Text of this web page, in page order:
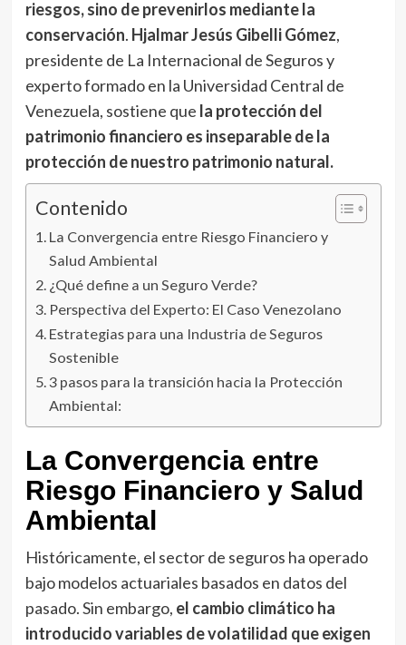
riesgos, sino de prevenirlos mediante la
conservación. Hjalmar Jesús Gibelli Gómez,
presidente de La Internacional de Seguros y
experto formado en la Universidad Central de
Venezuela, sostiene que la protección del
patrimonio financiero es inseparable de la
protección de nuestro patrimonio natural.
Contenido
La Convergencia entre Riesgo Financiero y
Salud Ambiental
¿Qué define a un Seguro Verde?
Perspectiva del Experto: El Caso Venezolano
Estrategias para una Industria de Seguros
Sostenible
3 pasos para la transición hacia la Protección
Ambiental:
La Convergencia entre
Riesgo Financiero y Salud
Ambiental
Históricamente, el sector de seguros ha operado
bajo modelos actuariales basados en datos del
pasado. Sin embargo, el cambio climático ha
introducido variables de volatilidad que exigen